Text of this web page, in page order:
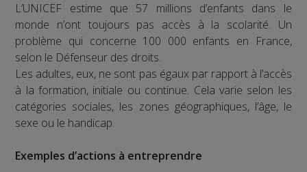
L’UNICEF estime que 57 millions d’enfants dans le
monde n’ont toujours pas accès à la scolarité. Un
problème qui concerne 100 000 enfants en France,
selon le Défenseur des droits.
Les adultes, eux, ne sont pas égaux par rapport à l’accès
à la formation, initiale ou continue. Cela varie selon les
catégories sociales, les zones géographiques, l’âge, le
sexe ou le handicap.
Exemples d’actions à entreprendre